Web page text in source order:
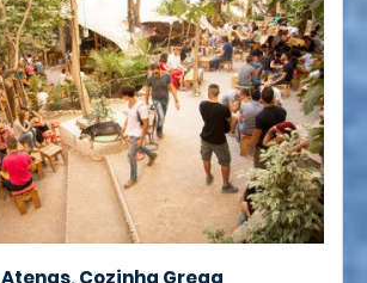
Atenas, Cozinha Grega